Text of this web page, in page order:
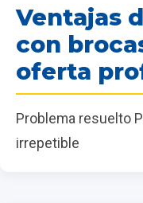
Ventajas
con
oferta
Problema resuelto
irrepetible